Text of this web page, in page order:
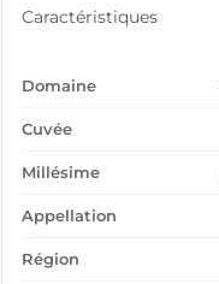
Caractéristiques
Domaine
Cuvée
Millésime
Appellation
Région